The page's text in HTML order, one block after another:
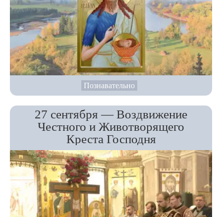
Познавательно
27 сентября — Воздвижение
Честного и Животворящего
Креста Господня